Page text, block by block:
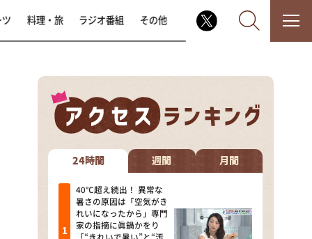
なるみ・岡村の過ぎるTV
相席食堂
これ余談なんですけど・・・
～人生密着トークバラエティ！
～ やすとものいたって真剣です
料理・旅 ラジオ番組 その他
24時間 週間 月間
40℃超え続出！ 異常な
暑さの原因は「空気がき
れいになったから」専門
家の指摘に眞鍋かをり